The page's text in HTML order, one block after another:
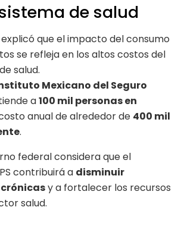
de salud
que el impacto del consumo
se refleja en los altos costos del
salud.
Mexicano del Seguro
a100 mil personas en
anual de alrededor de 400 mil
.
federal considera que el
contribuirá a disminuir
y a fortalecer los recursos
salud.